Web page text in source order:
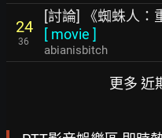
24
36
[討論] 《蜘蛛人：
[ movie ]
abianisbitch
更多 近